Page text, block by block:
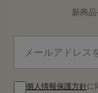
新商
個人情報保護方針に